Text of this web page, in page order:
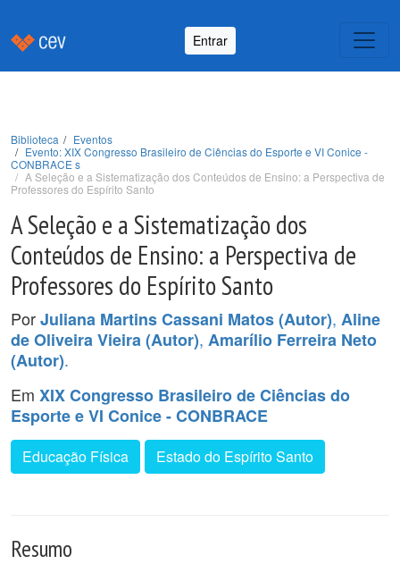
Entrar
Biblioteca
Eventos
Evento: XIX Congresso Brasileiro de Ciências do Esporte e VI Conice -
CONBRACE s
A Seleção e a Sistematização dos Conteúdos de Ensino: a Perspectiva de
Professores do Espírito Santo
A Seleção e a Sistematização dos
Conteúdos de Ensino: a Perspectiva de
Professores do Espírito Santo
PorJuliana Martins Cassani Matos (Autor), Aline
de Oliveira Vieira (Autor), Amarílio Ferreira Neto
(Autor).
Em XIX Congresso Brasileiro de Ciências do
Esporte e VI Conice - CONBRACE
Educação Física Estado do Espírito Santo
Resumo